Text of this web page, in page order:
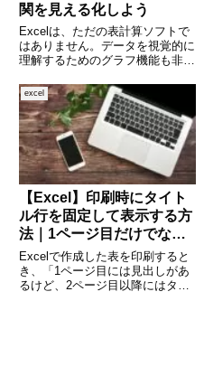
関を見える化しよう
Excelは、ただの表計算ソフトで
はありません。データを視覚的に
理解するためのグラフ機能も非常
布図」は、2つの変数の関係性や
傾向、相関関係を把握するのにと
ても便利なツールです。この記事
では、Excelで散布図を
excel
【Excel】印刷時にタイト
ル行を固定して表示する方
法｜1ページ目だけでなく
全ページに見出しを印刷す
る設定を解説
Excelで作成した表を印刷すると
き、「1ページ目には見出しがあ
るけど、2ページ目以降にはタイ